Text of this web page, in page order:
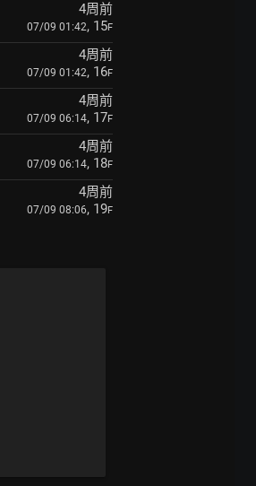
4周前
07/09 01:42, 15F
4周前
07/09 01:42, 16F
4周前
07/09 06:14, 17F
4周前
07/09 06:14, 18F
4周前
07/09 08:06, 19F